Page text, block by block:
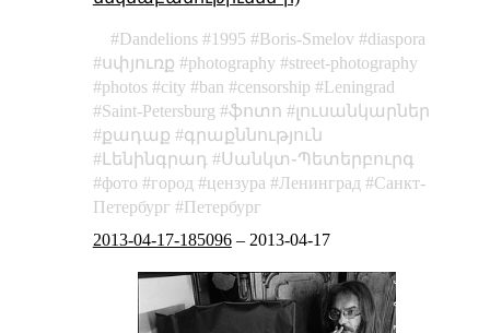
Dandelions 1995 Boris-Smelov
diaspora
սփյուռք
photography
street-photography
photos
city ban censorship
Leningrad
Saint-Petersburg
ֆոտո
լուսանկարներ
քադաք
գրաքննություն
Լենինգրադ
Սանկտ֊Պետերբուրգ
фото
город цензура Ленинград
Санкт-
Петербург
Петербург
2013-04-17-185096– 2013-04-17